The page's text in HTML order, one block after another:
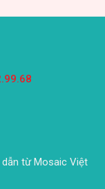
từ Mosaic Việt